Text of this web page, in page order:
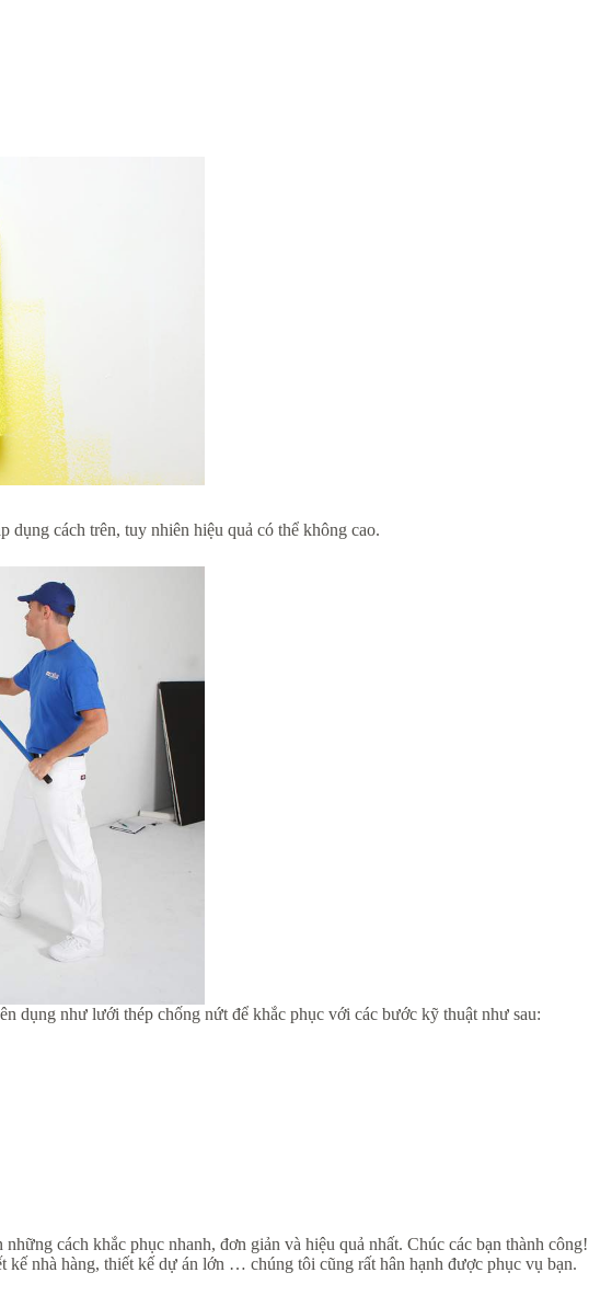
cách trên, tuy nhiên hiệu quả có thể không cao.
dụng như lưới thép chống nứt để khắc phục với các bước kỹ thuật như sau:
cách khắc phục nhanh, đơn giản và hiệu quả nhất. Chúc các bạn thành công!
kế nhà hàng, thiết kế dự án lớn … chúng tôi cũng rất hân hạnh được phục vụ bạn.